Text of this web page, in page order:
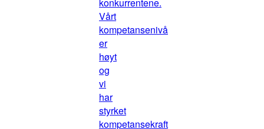
Vårt
kompetansenivå
er
høyt
og
vi
har
styrket
kompetansekraft